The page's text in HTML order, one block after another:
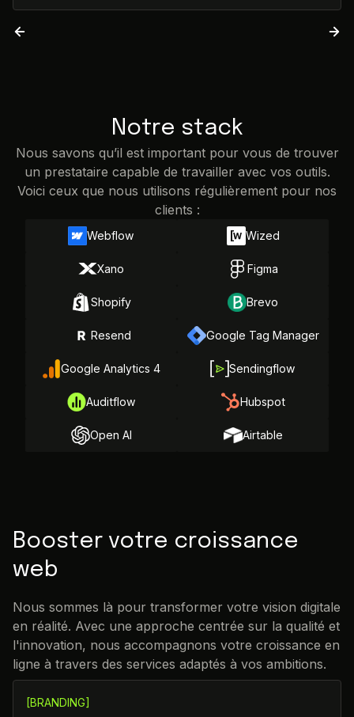
Notre stack
Nous savons qu’il est important pour vous de trouver
un prestataire capable de travailler avec vos outils.
Voici ceux que nous utilisons régulièrement pour nos
clients :
Webflow Wized
Xano Figma
Shopify Brevo
Resend Google Tag Manager
Google Analytics 4 Sendingflow
Auditflow Hubspot
Open AI Airtable
Booster votre croissance
web
Nous sommes là pour transformer votre vision digitale
en réalité. Avec une approche centrée sur la qualité et
l'innovation, nous accompagnons votre croissance en
ligne à travers des services adaptés à vos ambitions.
[BRANDING]